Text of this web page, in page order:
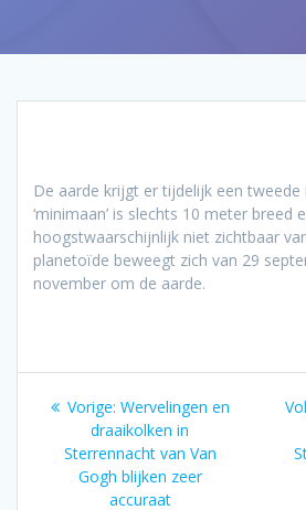
De aarde krijgt er tijdelijk een tweede
‘minimaan’ is slechts 10 meter breed
hoogstwaarschijnlijk niet zichtbaar
planetoïde beweegt zich van 29
november om de aarde.
Bericht
navigatie
Vorige: Vorig
bericht:
Wervelingen en
draaikolken in
Sterrennacht van Van
Gogh blijken zeer
accuraat